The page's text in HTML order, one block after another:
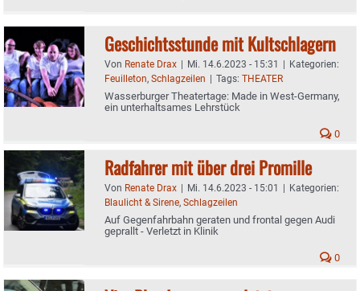
Geschichtsstunde mit Kultschlagern
Von Renate Drax | Mi. 14.6.2023 - 15:31 | Kategorien:
Feuilleton, Schlagzeilen | Tags: THEATER
Wasserburger Theatertage: Made in West-Germany,
ein unterhaltsames Lehrstück
0
Radfahrer mit über drei Promille
Von Renate Drax | Mi. 14.6.2023 - 15:01 | Kategorien:
Blaulicht & Sirene, Schlagzeilen
Auf Gegenfahrbahn geraten und frontal gegen Audi
geprallt - Verletzt in Klinik
0